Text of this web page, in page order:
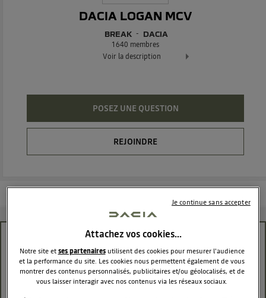
DACIA LOGAN MCV
BREAK DACIA
1640 membres
Voir la description
POSEZ UNE QUESTION
REJOINDRE
Choix moteur MCV Essence
theplanettelex
Le8 septembre 2017à13:56
Bonjour,
Attachez vos cookies…
Notre site etses partenairesutilisent des cookies pour mesurer l'audience
et la performance du site. Les cookies nous permettent également de vous
montrer des contenus personnalisés, publicitaires et/ou géolocalisés, et de
vous laisser interagir avec nos contenus via les réseaux sociaux.
Je continue sans accepter